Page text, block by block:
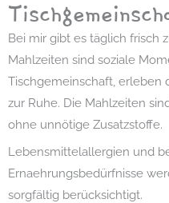
Bei mir gibt es täglich frisch
Mahlzeiten sind soziale
Tischgemeinschaft, erleben
zur Ruhe. Die Mahlzeiten
ohne unnötige Zusatzstoffe.
Lebensmittelallergien und
Ernaehrungsbedürfnisse
sorgfältig berücksichtigt.